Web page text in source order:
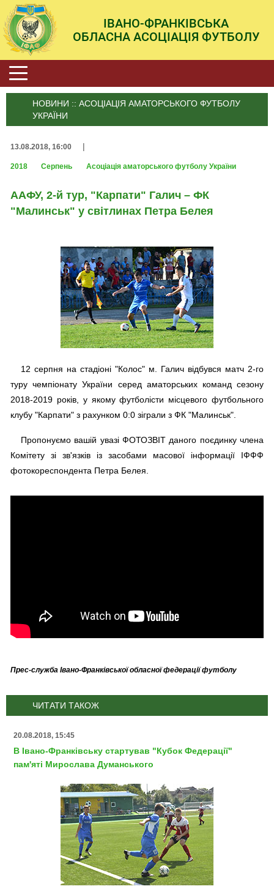
ІВАНО-ФРАНКІВСЬКА
ОБЛАСНА АСОЦІАЦІЯ ФУТБОЛУ
НОВИНИ :: АСОЦІАЦІЯ АМАТОРСЬКОГО ФУТБОЛУ
УКРАЇНИ
13.08.2018, 16:00 |
2018 Серпень Асоціація аматорського футболу України
ААФУ, 2-й тур, "Карпати" Галич – ФК
"Малинськ" у світлинах Петра Белея
12 серпня на стадіоні "Колос" м. Галич відбувся матч 2-го
туру чемпіонату України серед аматорських команд сезону
2018-2019 років, у якому футболісти місцевого футбольного
клубу "Карпати" з рахунком 0:0 зіграли з ФК "Малинськ".
Пропонуємо вашій увазі ФОТОЗВІТ даного поєдинку члена
Комітету зі зв'язків із засобами масової інформації ІФФФ
фотокореспондента Петра Белея.
Прес-служба Івано-Франківської обласної федерації футболу
ЧИТАТИ ТАКОЖ
20.08.2018, 15:45
В Івано-Франківську стартував "Кубок Федерації"
пам'яті Мирослава Думанського